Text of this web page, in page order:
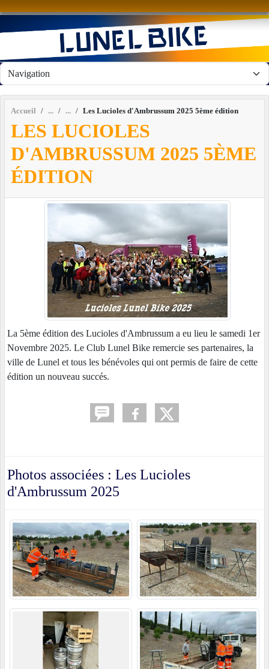
Accueil Les Lucioles d'Ambrussum 2025 5ème édition
LES LUCIOLES
D'AMBRUSSUM 2025 5ÈME
ÉDITION
La 5ème édition des Lucioles d'Ambrussum a eu lieu le samedi 1er
Novembre 2025. Le Club Lunel Bike remercie ses partenaires, la
ville de Lunel et tous les bénévoles qui ont permis de faire de cette
édition un nouveau succés.
Photos associées : Les Lucioles
d'Ambrussum 2025